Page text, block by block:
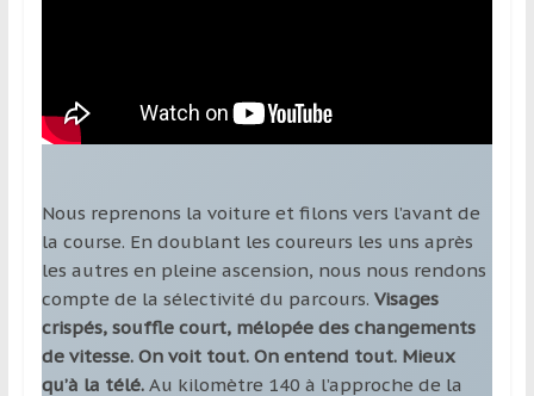
Nous reprenons la voiture et filons vers l’avant de
la course. En doublant les coureurs les uns après
les autres en pleine ascension, nous nous rendons
compte de la sélectivité du parcours. Visages
crispés, souffle court, mélopée des changements
de vitesse. On voit tout. On entend tout. Mieux
qu’à la télé.Au kilomètre 140 à l’approche de la